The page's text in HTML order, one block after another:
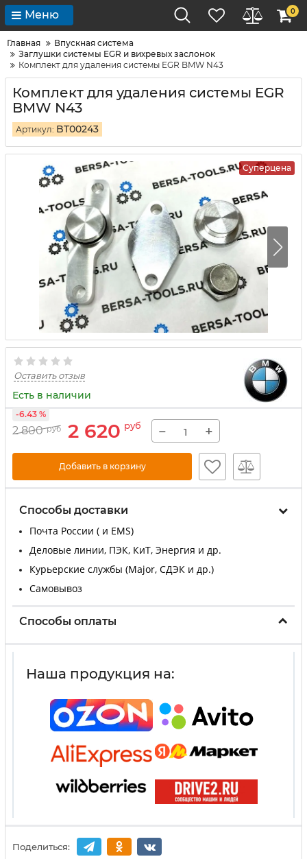
Меню 0
Главная
Впускная система
Заглушки системы EGR и вихревых заслонок
Комплект для удаления системы EGR BMW N43
Комплект для удаления системы EGR
BMW N43
Артикул: BT00243
Суперцена
Оставить отзыв
Есть в наличии
2 800 руб 2 620 руб
-6.43 %
− +
Добавить в корзину
Способы доставки
Почта России ( и EMS)
Деловые линии, ПЭК, КиТ, Энергия и др.
Курьерские службы (Major, СДЭК и др.)
Самовывоз
Способы оплаты
Наша продукция на:
Поделиться: